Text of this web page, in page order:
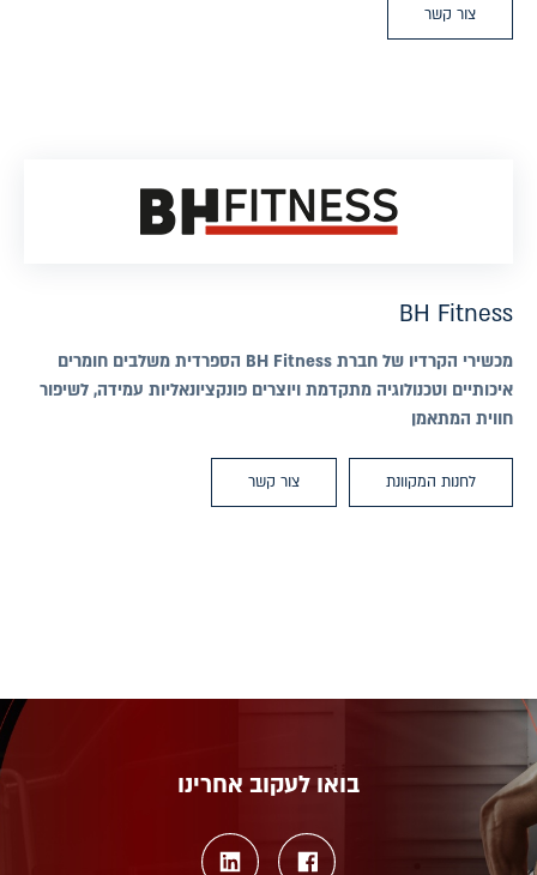
צור קשר
BH Fitness
מכשירי הקרדיו של חברת BH Fitness הספרדית משלבים חומרים
איכותיים וטכנולוגיה מתקדמת ויוצרים פונקציונאליות עמידה, לשיפור
חווית המתאמן
לחנות המקוונת צור קשר
בואו לעקוב אחרינו